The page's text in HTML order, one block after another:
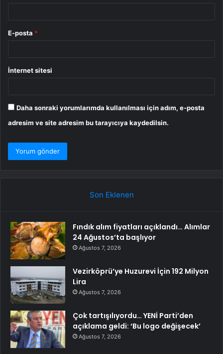
E-posta *
İnternet sitesi
Daha sonraki yorumlarımda kullanılması için adım, e-posta
adresim ve site adresim bu tarayıcıya kaydedilsin.
Son Eklenen
Fındık alım fiyatları açıklandı… Alımlar
24 Ağustos’ta başlıyor
Ağustos 7, 2026
Vezirköprü’ye Huzurevi İçin 192 Milyon
Lira
Ağustos 7, 2026
Çok tartışılıyordu… YENİ Parti’den
açıklama geldi: ‘Bu logo değişecek’
Ağustos 7, 2026